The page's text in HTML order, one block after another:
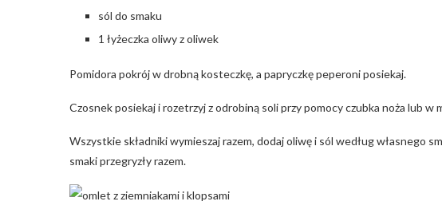
sól do smaku
1 łyżeczka oliwy z oliwek
Pomidora pokrój w drobną kosteczkę, a papryczkę peperoni posiekaj.
Czosnek posiekaj i rozetrzyj z odrobiną soli przy pomocy czubka noża lub w
Wszystkie składniki wymieszaj razem, dodaj oliwę i sól według własnego
smaki przegryzły razem.